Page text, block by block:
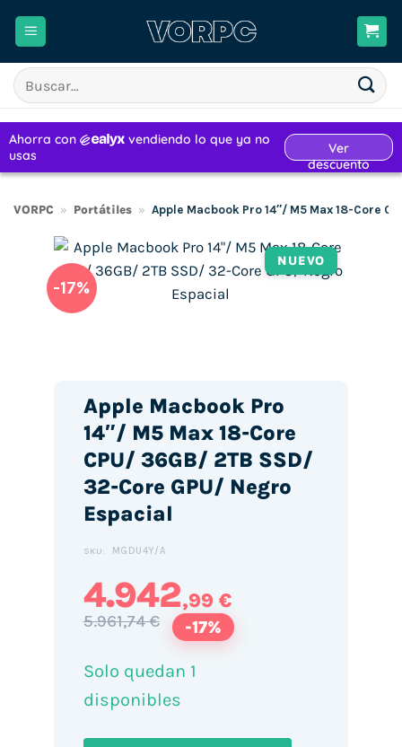
Buscar
por:
VORPC » Portátiles » Apple Macbook Pro 14″/ M5 Max 18-Core
NUEVO
-17%
Apple Macbook Pro
14″/ M5 Max 18-Core
CPU/ 36GB/ 2TB SSD/
32-Core GPU/ Negro
Espacial
SKU: MGDU4Y/A
4.942,99 €
5.961,74 € -17%
Solo quedan 1
disponibles